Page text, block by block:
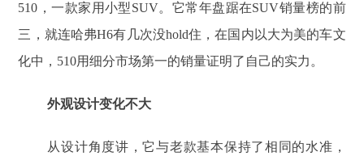
510，一款家用小型SUV。它常年盘踞在SUV销量榜的前
三，就连哈弗H6有几次没hold住，在国内以大为美的车文
化中，510用细分市场第一的销量证明了自己的实力。
外观设计变化不大
从设计角度讲，它与老款基本保持了相同的水准，